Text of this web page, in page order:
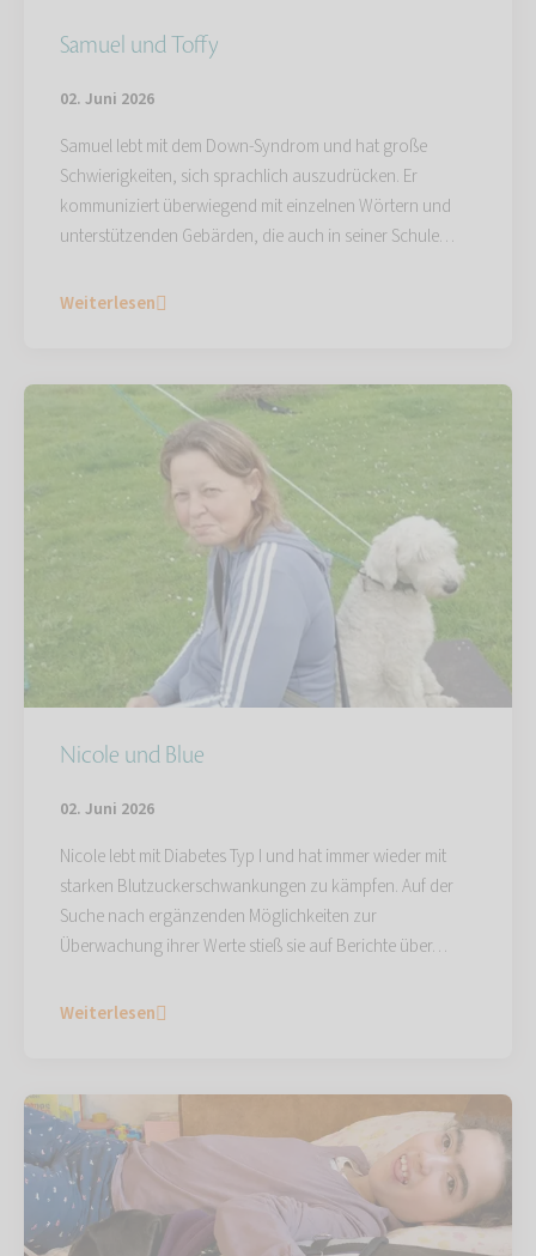
Samuel und Toffy
02. Juni 2026
Samuel lebt mit dem Down-Syndrom und hat große
Schwierigkeiten, sich sprachlich auszudrücken. Er
kommuniziert überwiegend mit einzelnen Wörtern und
unterstützenden Gebärden, die auch in seiner Schule…
Weiterlesen
Nicole und Blue
02. Juni 2026
Nicole lebt mit Diabetes Typ I und hat immer wieder mit
starken Blutzuckerschwankungen zu kämpfen. Auf der
Suche nach ergänzenden Möglichkeiten zur
Überwachung ihrer Werte stieß sie auf Berichte über…
Weiterlesen